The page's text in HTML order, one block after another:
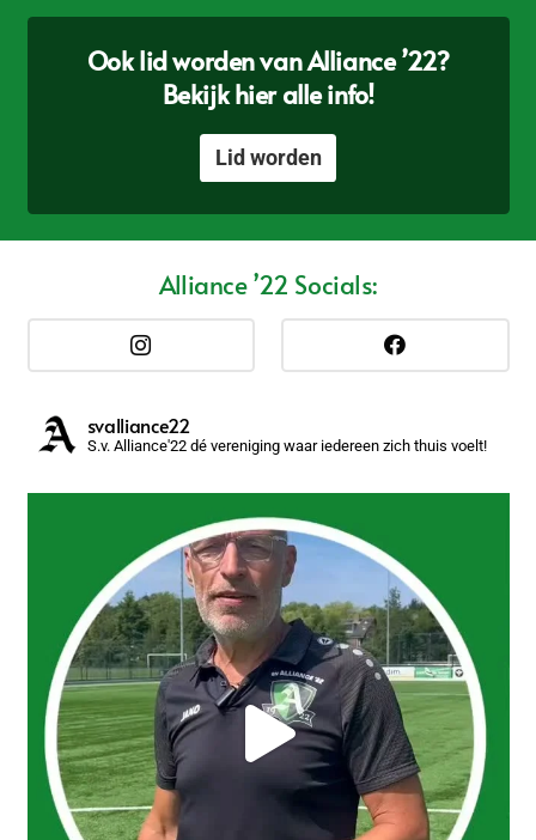
Ook lid worden van Alliance ’22?
Bekijk hier alle info!
Lid worden
Alliance ’22 Socials:
svalliance22
S.v. Alliance'22 dé vereniging waar iedereen zich thuis voelt!